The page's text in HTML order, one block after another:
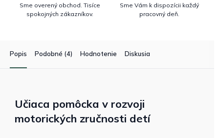
Sme overený obchod. Tisíce
spokojných zákazníkov.
Sme Vám k dispozícii každý
pracovný deň.
Popis Podobné (4) Hodnotenie Diskusia
Učiaca pomôcka v rozvoji
motorických zručnosti detí